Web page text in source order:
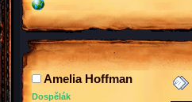
Amelia Hoffman
Dospělák